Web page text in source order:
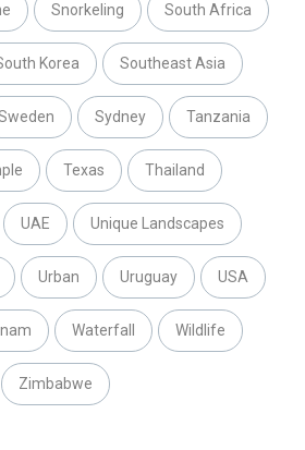
Snorkeling South Africa
Korea Southeast Asia
Sydney Tanzania
Texas Thailand
UAE Unique Landscapes
Urban Uruguay USA
Waterfall Wildlife
Zimbabwe